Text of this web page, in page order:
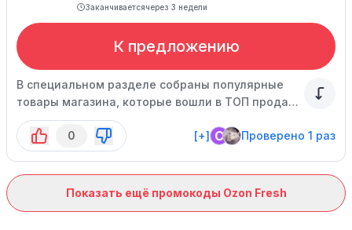
Заканчиваетсячерез 3 недели
К предложению
В специальном разделе собраны популярные
товары магазина, которые вошли в ТОП продаж
за неделю.
0
[+] C Проверено 1 раз
Показать ещё промокоды Ozon Fresh